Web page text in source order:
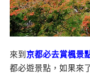
來到 京都必去賞楓景
都必遊景點，如果來